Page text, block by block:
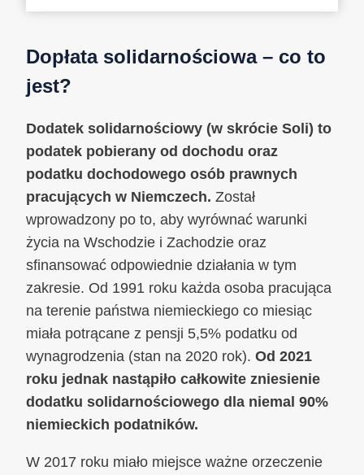
Dopłata solidarnościowa – co to
jest?
Dodatek solidarnościowy (w skrócie Soli) to
podatek pobierany od dochodu oraz
podatku dochodowego osób prawnych
pracujących w Niemczech. Został
wprowadzony po to, aby wyrównać warunki
życia na Wschodzie i Zachodzie oraz
sfinansować odpowiednie działania w tym
zakresie. Od 1991 roku każda osoba pracująca
na terenie państwa niemieckiego co miesiąc
miała potrącane z pensji 5,5% podatku od
wynagrodzenia (stan na 2020 rok). Od 2021
roku jednak nastąpiło całkowite zniesienie
dodatku solidarnościowego dla niemal 90%
niemieckich podatników.
W 2017 roku miało miejsce ważne orzeczenie